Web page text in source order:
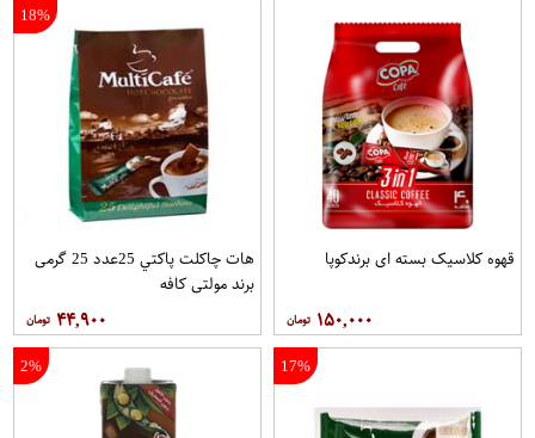
قهوه کلاسيک بسته ای برندکوپا
۱۵۰,۰۰۰
18%
هات چاکلت پاکتي 25عدد 25 گرمی
برند مولتي کافه
۴۴,۹۰۰
17%
2%